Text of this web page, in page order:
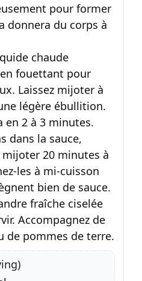
pour former
donnera du corps à
chaude
fouettant pour
Laissez mijoter à
légère ébullition.
en 2 à 3 minutes.
dans la sauce,
mijoter 20 minutes à
les à mi-cuisson
bien de sauce.
fraîche ciselée
Accompagnez de
de pommes de terre.